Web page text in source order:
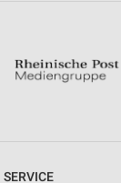
SERVICE